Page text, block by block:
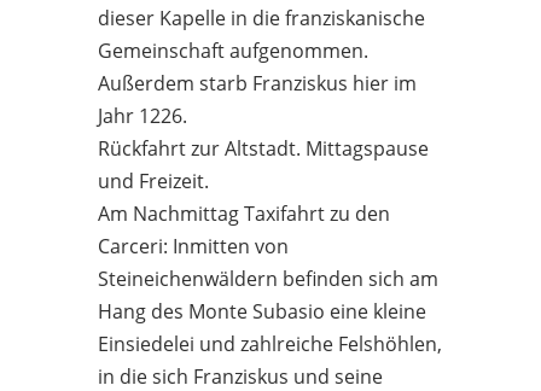
dieser Kapelle in die franziskanische
Gemeinschaft aufgenommen.
Außerdem starb Franziskus hier im
Jahr 1226.
Rückfahrt zur Altstadt. Mittagspause
und Freizeit.
Am Nachmittag Taxifahrt zu den
Carceri: Inmitten von
Steineichenwäldern befinden sich am
Hang des Monte Subasio eine kleine
Einsiedelei und zahlreiche Felshöhlen,
in die sich Franziskus und seine